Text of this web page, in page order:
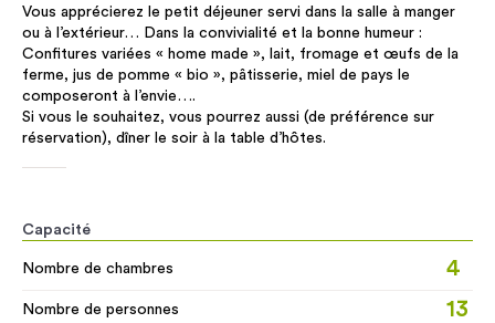
Vous apprécierez le petit déjeuner servi dans la salle à manger
ou à l’extérieur… Dans la convivialité et la bonne humeur :
Confitures variées « home made », lait, fromage et œufs de la
ferme, jus de pomme « bio », pâtisserie, miel de pays le
composeront à l’envie….
Si vous le souhaitez, vous pourrez aussi (de préférence sur
réservation), dîner le soir à la table d’hôtes.
Capacité
Nombre de chambres 4
Nombre de personnes 13